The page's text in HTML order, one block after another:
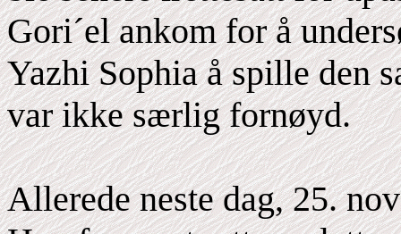
Gori´el ankom for å
Yazhi Sophia å spille den
var ikke særlig fornøyd.
Allerede neste dag, 25.